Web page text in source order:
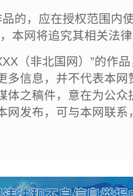
的，应在授权范围内
本网将追究其相关法
（非北国网）”的作
多信息，并不代表本
体之稿件，意在为公
网发布，可与本网联